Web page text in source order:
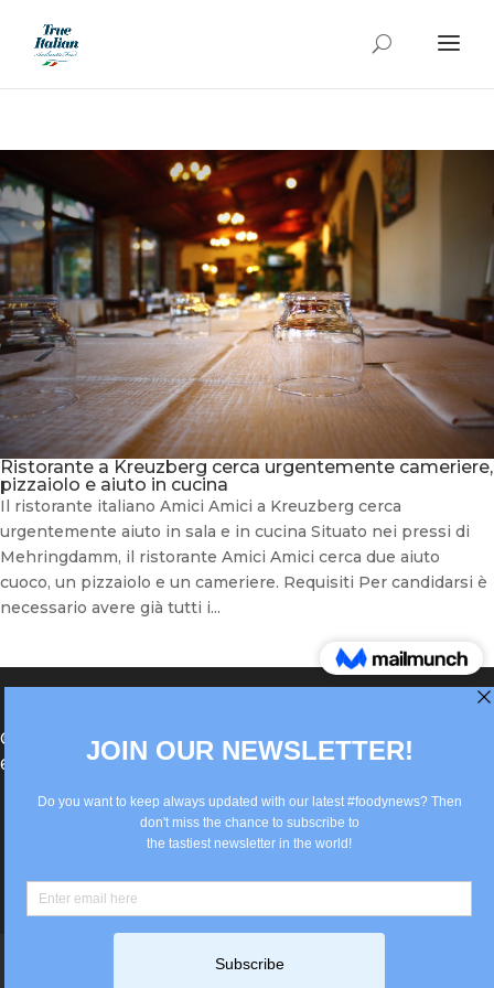
Ristorante a Kreuzberg cerca urgentemente cameriere,
pizzaiolo e aiuto in cucina
Il ristorante italiano Amici Amici a Kreuzberg cerca
urgentemente aiuto in sala e in cucina Situato nei pressi di
Mehringdamm, il ristorante Amici Amici cerca due aiuto
cuoco, un pizzaiolo e un cameriere. Requisiti Per candidarsi è
necessario avere già tutti i...
®Berlin Italian Communication 2022 +49(0)30
62867442
info@old.true-italian.com
Privacy Policy